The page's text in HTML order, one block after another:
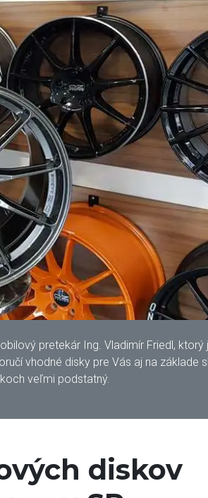
pretekár Ing. Vladimír Friedl, ktorý
vhodné disky pre Vás aj na základe
veľmi podstatný.
diskov